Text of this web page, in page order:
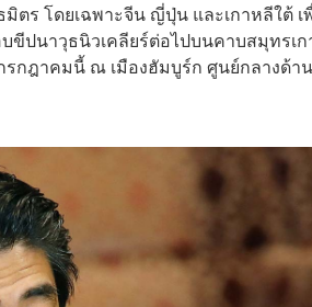
ร โดยเฉพาะจีน ญี่ปุ่น และเกาหลีใต้ เ
ปนาวุธนิวเคลียร์ต่อไปบนคาบสมุทรเ
รกฎาคมนี้ ณ เมืองฮัมบูร์ก ศูนย์กลางด้